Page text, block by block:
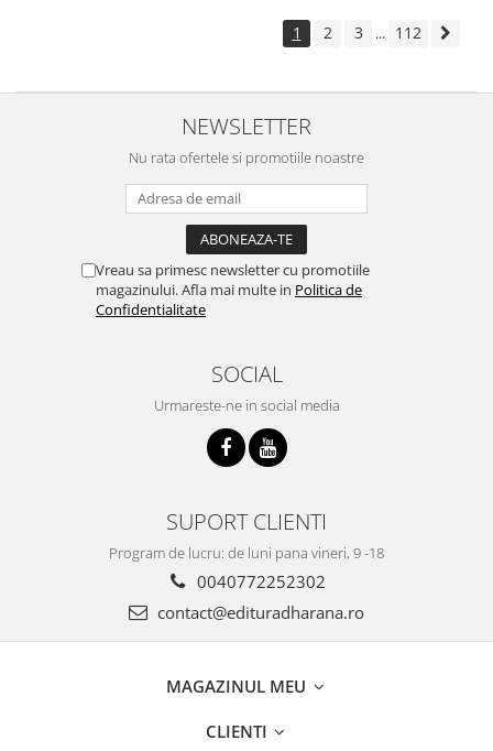
1 2 3 ... 112
NEWSLETTER
Nu rata ofertele si promotiile noastre
Vreau sa primesc newsletter cu promotiile
magazinului. Afla mai multe in Politica de
Confidentialitate
SOCIAL
Urmareste-ne in social media
SUPORT CLIENTI
Program de lucru: de luni pana vineri, 9 -18
0040772252302
contact@edituradharana.ro
MAGAZINUL MEU
CLIENTI